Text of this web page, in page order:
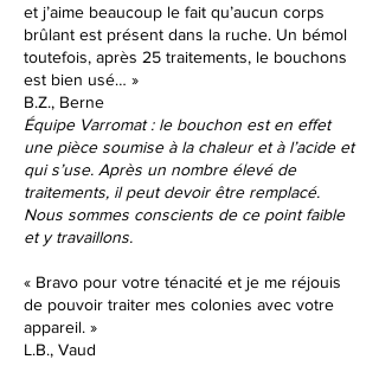
et j’aime beaucoup le fait qu’aucun corps
brûlant est présent dans la ruche. Un bémol
toutefois, après 25 traitements, le bouchons
est bien usé… »
B.Z., Berne
Équipe Varromat : le bouchon est en effet
une pièce soumise à la chaleur et à l’acide et
qui s’use. Après un nombre élevé de
traitements, il peut devoir être remplacé.
Nous sommes conscients de ce point faible
et y travaillons.
« Bravo pour votre ténacité et je me réjouis
de pouvoir traiter mes colonies avec votre
appareil. »
L.B., Vaud